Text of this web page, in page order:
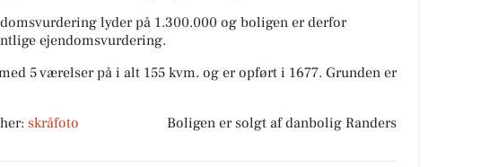
lyder på 1.300.000 og boligen er derfor
ejendomsvurdering.
5 værelser på i alt 155 kvm. og er opført i 1677. Grunden er
skråfoto Boligen er solgt af danbolig Randers